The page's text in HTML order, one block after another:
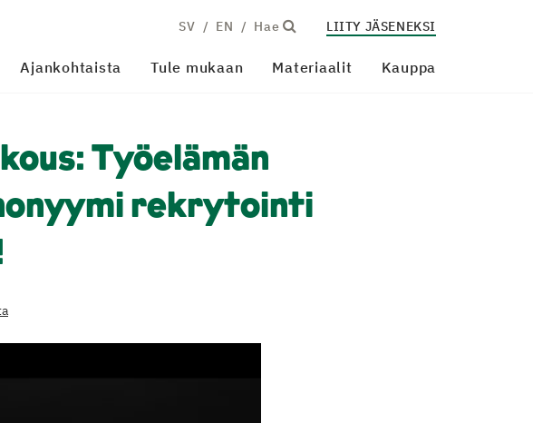
SV EN Hae LIITY JÄSENEKSI
Ajankohtaista Tule mukaan Materiaalit Kauppa
Työelämän
rekrytointi